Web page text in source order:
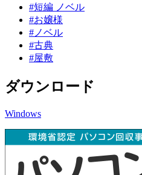
#短編 ノベル
#お嬢様
#ノベル
#古典
#屋敷
ダウンロード
Windows